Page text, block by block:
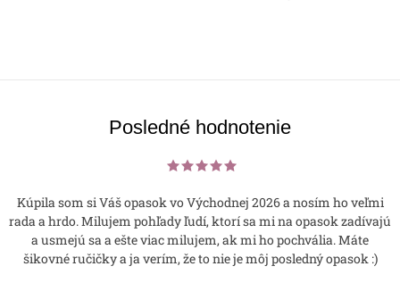
Posledné hodnotenie
Kúpila som si Váš opasok vo Východnej 2026 a nosím ho veľmi
rada a hrdo. Milujem pohľady ľudí, ktorí sa mi na opasok zadívajú
a usmejú sa a ešte viac milujem, ak mi ho pochvália. Máte
šikovné ručičky a ja verím, že to nie je môj posledný opasok :)